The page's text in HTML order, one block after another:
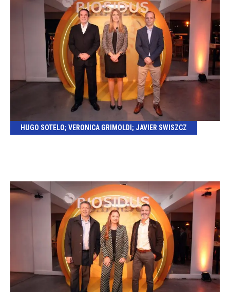
HUGO SOTELO; VERONICA GRIMOLDI; JAVIER SWISZCZ